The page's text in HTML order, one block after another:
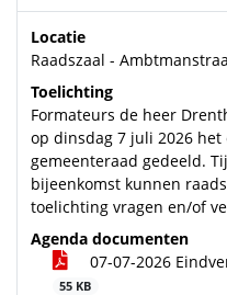
Locatie
Raadszaal -
Toelichting
Formateurs de heer
op dinsdag 7 juli 2026
gemeenteraad gedeeld.
bijeenkomst kunnen
toelichting vragen en/of
Agenda documenten
07-07-2026
55 KB